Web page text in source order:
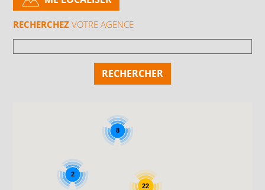
RECHERCHEZ VOTRE AGENCE
22
2
8